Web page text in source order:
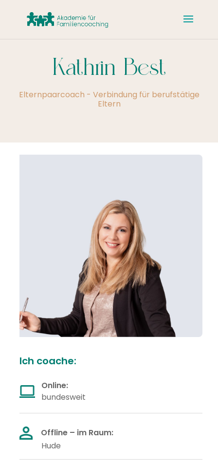
Kathrin Best
Elternpaarcoach - Verbindung für berufstätige
Eltern
Ich coache:
Online:
bundesweit
Offline – im Raum:
Hude